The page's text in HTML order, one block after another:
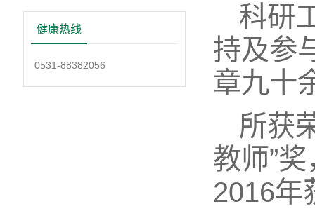
健康热线
0531-88382056
科研
持及参
章九十
所获
教师”
2016年